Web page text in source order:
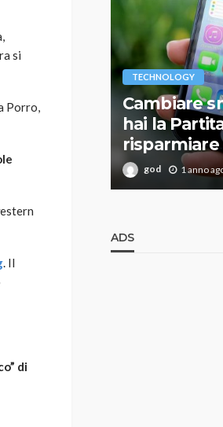
si
Porro,
. Il
di
TECHNOLOGY
Cambiare
hai la
risparmiare
god 1 anno
ADS